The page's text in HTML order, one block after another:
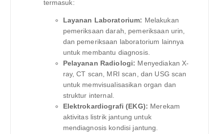
termasuk:
Layanan Laboratorium: Melakukan
pemeriksaan darah, pemeriksaan urin,
dan pemeriksaan laboratorium lainnya
untuk membantu diagnosis.
Pelayanan Radiologi: Menyediakan X-
ray, CT scan, MRI scan, dan USG scan
untuk memvisualisasikan organ dan
struktur internal.
Elektrokardiografi (EKG): Merekam
aktivitas listrik jantung untuk
mendiagnosis kondisi jantung.